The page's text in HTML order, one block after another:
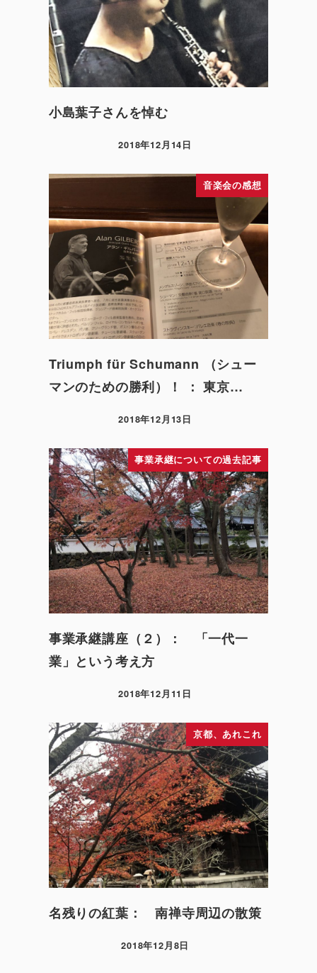
小島葉子さんを悼む
2018年12月14日
音楽会の感想
Triumph für Schumann （シュー
マンのための勝利）！ ： 東京…
2018年12月13日
事業承継についての過去記事
事業承継講座（２）： 「一代一
業」という考え方
2018年12月11日
京都、あれこれ
名残りの紅葉： 南禅寺周辺の散策
2018年12月8日